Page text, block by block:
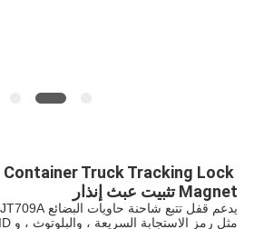
Container Truck Tracking Lock
Magnet تثبيت عبث إنذار